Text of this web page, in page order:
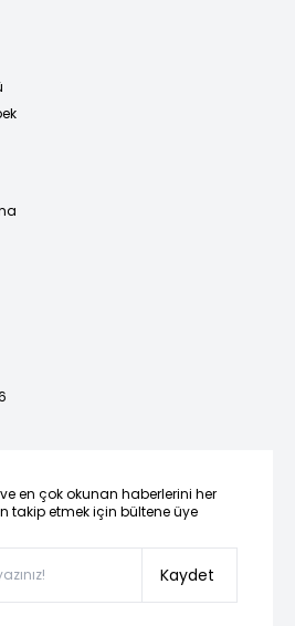
en çok okunan haberlerini her
takip etmek için bültene üye
Kaydet